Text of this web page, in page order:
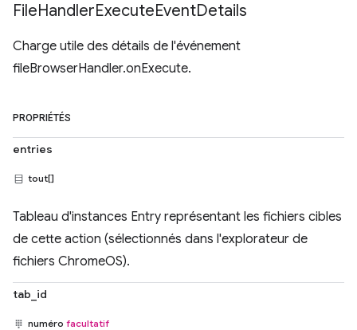
FileHandlerExecuteEventDetails
Charge utile des détails de l'événement
fileBrowserHandler.onExecute.
PROPRIÉTÉS
entries
tout[]
Tableau d'instances Entry représentant les fichiers cibles
de cette action (sélectionnés dans l'explorateur de
fichiers ChromeOS).
tab_id
numéro facultatif